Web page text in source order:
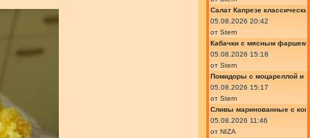
Салат Капрезе
05.08.2026 20:42
от Stern
Кабачки с мясным фаршем
05.08.2026 15:18
от Stern
Помидоры с моцареллой и
05.08.2026 15:17
от Stern
Сливы маринованные с
05.08.2026 11:46
от NIZA